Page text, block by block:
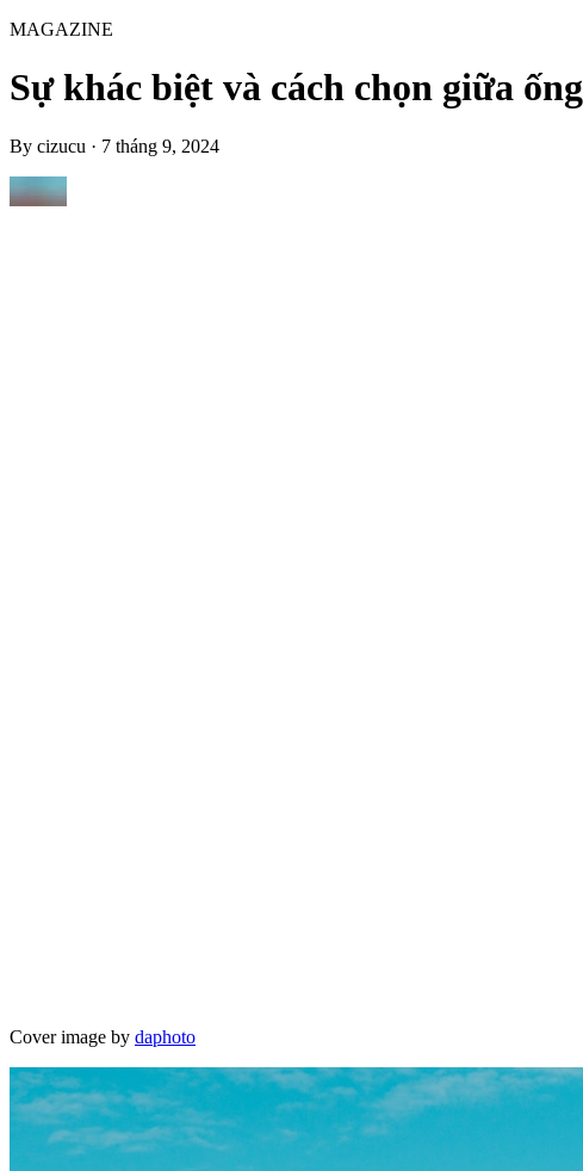
MAGAZINE
Sự khác biệt và cách chọn giữa
By cizucu · 7 tháng 9, 2024
Cover image by daphoto